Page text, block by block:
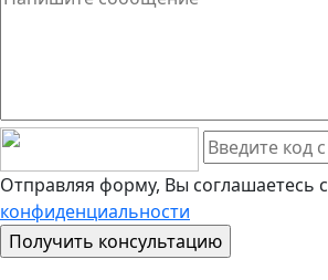
Отправляя форму, Вы соглашаетесь с
конфиденциальности